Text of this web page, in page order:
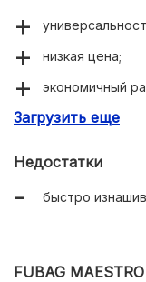
низкая цена;
экономичный
легкость (0,6 кг).
Загрузить еще
Недостатки
быстро
FUBAG